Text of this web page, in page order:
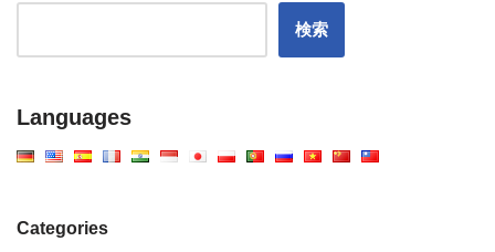
検索
Languages
Categories